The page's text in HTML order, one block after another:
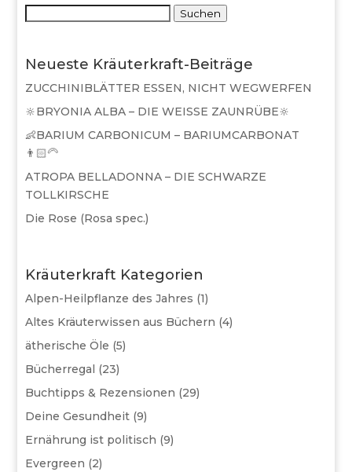
Suchen
Neueste Kräuterkraft-Beiträge
ZUCCHINIBLÄTTER ESSEN, NICHT WEGWERFEN
🔆BRYONIA ALBA – DIE WEISSE ZAUNRÜBE🔆
👶BARIUM CARBONICUM – BARIUMCARBONAT
👨🏻‍🦳
ATROPA BELLADONNA – DIE SCHWARZE
TOLLKIRSCHE
Die Rose (Rosa spec.)
Kräuterkraft Kategorien
Alpen-Heilpflanze des Jahres (1)
Altes Kräuterwissen aus Büchern (4)
ätherische Öle (5)
Bücherregal (23)
Buchtipps & Rezensionen (29)
Deine Gesundheit (9)
Ernährung ist politisch (9)
Evergreen (2)